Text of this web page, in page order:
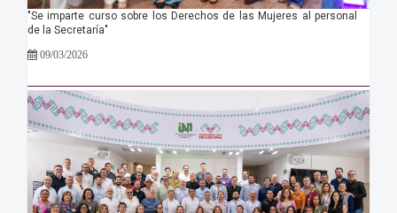
"Se imparte curso sobre los Derechos de las Mujeres al personal
de la Secretaría"
09/03/2026